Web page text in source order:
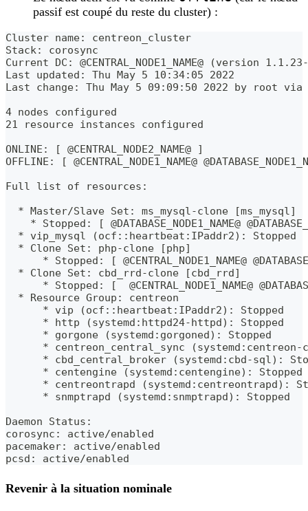
passif est coupé du reste du cluster) :
Cluster name: centreon_cluster
Stack: corosync
Current DC: @CENTRAL_NODE1_NAME@ (version
Last updated: Thu May 5 10:34:05 2022
Last change: Thu May 5 09:09:50 2022 by root via
4 nodes configured
21 resource instances configured
ONLINE: [ @CENTRAL_NODE2_NAME@ ]
OFFLINE: [ @CENTRAL_NODE1_NAME@
Full list of resources:
  * Master/Slave Set: ms_mysql-clone [ms_mysql]
* Stopped: [ @DATABASE_NODE1_NAME@
  * vip_mysql (ocf::heartbeat:IPaddr2): Stopped
  * Clone Set: php-clone [php]
* Stopped: [ @CENTRAL_NODE1_NAME@
  * Clone Set: cbd_rrd-clone [cbd_rrd]
* Stopped: [  @CENTRAL_NODE1_NAME@
  * Resource Group: centreon
      * vip (ocf::heartbeat:IPaddr2): Stopped
      * http (systemd:httpd24-httpd): Stopped
      * gorgone (systemd:gorgoned): Stopped
* centreon_central_sync
* cbd_central_broker (systemd:cbd-sql):
      * centengine (systemd:centengine): Stopped
* centreontrapd (systemd:centreontrapd):
      * snmptrapd (systemd:snmptrapd): Stopped
Daemon Status:
corosync: active/enabled
pacemaker: active/enabled
pcsd: active/enabled
Revenir à la situation nominale